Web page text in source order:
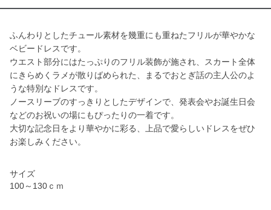
ふんわりとしたチュール素材を幾重にも重ねたフリルが華やかな
ベビードレスです。
ウエスト部分にはたっぷりのフリル装飾が施され、スカート全体
にきらめくラメが散りばめられた、まるでおとぎ話の主人公のよ
うな特別なドレスです。
ノースリーブのすっきりとしたデザインで、発表会やお誕生日会
などのお祝いの場にもぴったりの一着です。
大切な記念日をより華やかに彩る、上品で愛らしいドレスをぜひ
お楽しみください。
サイズ
100～130ｃｍ